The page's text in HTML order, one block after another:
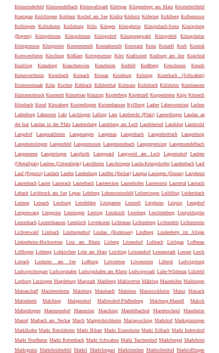
Kleinrinderfeld Kleinsendelbach Kleinwallstadt Klettgau Klingenberg am Main Klosterlechfeld
Knetzgau Knittlingen Koblenz Kochel am See Köditz Ködnitz Köfering Kohlberg Kolbermoor
Kolbingen
Kolitzheim Kollnburg Köln Köngen Königheim Königsbach-Stein
Königsberg
(Bayern)
Königsbronn Königsbrunn Königsdorf Königseggwald Königsfeld
Königsheim
Königsmoos Königstein Konnersreuth Konradsreuth Konstanz Konz Konzell Korb Korntal
Kornwestheim Kösching Kößlarn Kottgeisering Kötz Kraftisried Kraiburg am Inn Kraichtal
Krailling
Kranzberg Krauchenwies Krautheim Krefeld Kreßberg Kressbronn
Kreuth
Kreuzwertheim
Krombach Kronach Kronau Kronburg Kröning
Krumbach (Schwaben)
Krummennaab Krün Kuchen Kühbach Kühlenthal Kulmain Kulmbach Külsheim Kumhausen
Kümmersbruck Kunreuth Künzelsau Künzing Kupferberg Kupferzell Kuppenheim Küps Kürnach
Kürnbach Kusel Küssaberg Kusterdingen Kutzenhausen Kyllburg Laaber Laberweinting Lachen
Ladenburg Lahnstein Lahr Laichingen Lalling Lam Lambrecht (Pfalz) Lamerdingen Landau an
der Isar Landau in der Pfalz Landensberg Landsberg am Lech Landsberied Landshut Landstuhl
Langdorf
Langenaltheim Langenargen Langenau Langenbach Langenbrettach
Langenburg
Langenenslingen Langenfeld Langenmosen Langenneufnach Langenpreising Langensendelbach
Langenzenn
Langerringen Langfurth Langquaid Langweid am Lech Lappersdorf
Lauben
(Oberallgäu) Lauben (Unterallgäu) Lauchheim Lauchringen Lauda-Königshofen Laudenbach Lauf
Lauf (Pegnitz) Laufach Laufen Laufenburg Lauffen (Neckar) Laugna Lauingen (Donau) Laupheim
Lautenbach Lauter Lauterach Lauterbach Lauterecken Lauterhofen Lauterstein Lautertal Lautrach
Lebach Lechbruck am See Legau Lehrberg Lehrensteinsfeld Leibertingen Leiblfing Leidersbach
Leimen
Leinach Leinburg Leinfelden Leingarten Leinzell Leipheim Leipzig
Lengdorf
Lengenwang Lenggries Lenningen Lenting Lenzkirch Leonberg Leuchtenberg Leupoldsgrün
Leutenbach Leutershausen Leutkirch Leverkusen Lichtenau Lichtenberg Lichtenfels Lichtenstein
Lichtenwald
Limbach Limburgerhof Lindau (Bodensee) Lindberg
Lindenberg im Allgäu
Linkenheim-Hochstetten
Linz am Rhein Lisberg Litzendorf Lobbach Löchgau
Loffenau
Löffingen Lohberg Lohkirchen Lohr am Main Loiching Loitzendorf Lonnerstadt Lonsee Lorch
Lörrach
Losheim am See Loßburg Lottstetten Löwenstein Lübeck
Ludwigsburg
Ludwigschorgast Ludwigshafen Ludwigshafen am Rhein Ludwigsstadt Luhe-Wildenau Lülsfeld
Lupburg Lutzingen Magdeburg Magstadt Mahlberg Mahlstetten Mähring Maierhöfen Maihingen
Mainaschaff Mainbernheim Mainburg Mainhardt Mainleus Mainstockheim Mainz Maisach
Maitenbeth
Malching Malgersdorf Mallersdorf-Pfaffenberg Malsburg-Marzell
Malsch
Malterdingen
Mammendorf Mamming Manching Mandelbachtal Manderscheid
Mannheim
Mantel Marbach am Neckar March Margetshöchheim Mariaposching Markdorf Markgröningen
Marklkofen Markt Berolzheim Markt Bibart Markt Einersheim Markt Erlbach Markt Indersdorf
Markt Nordheim Markt Rettenbach Markt Schwaben Markt Taschendorf Marktbergel Marktbreit
Marktgraitz Marktheidenfeld Marktl Marktleugast Marktleuthen Marktoberdorf Marktoffingen